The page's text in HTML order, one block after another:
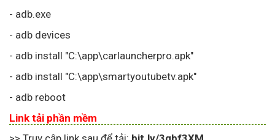
- adb.exe
- adb devices
- adb install "C:\app\carlauncherpro.apk"
- adb install "C:\app\smartyoutubetv.apk"
- adb reboot
Link tải phần mềm